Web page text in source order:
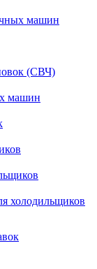
машин
(СВЧ)
машин
холодильщиков